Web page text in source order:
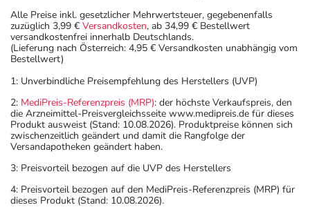
Alle Preise inkl. gesetzlicher Mehrwertsteuer, gegebenenfalls
zuzüglich 3,99 € Versandkosten, ab 34,99 € Bestellwert
versandkostenfrei innerhalb Deutschlands.
(Lieferung nach Österreich: 4,95 € Versandkosten unabhängig vom
Bestellwert)
1: Unverbindliche Preisempfehlung des Herstellers (UVP)
2: MediPreis-Referenzpreis (MRP): der höchste Verkaufspreis, den
die Arzneimittel-Preisvergleichsseite www.medipreis.de für dieses
Produkt ausweist (Stand: 10.08.2026). Produktpreise können sich
zwischenzeitlich geändert und damit die Rangfolge der
Versandapotheken geändert haben.
3: Preisvorteil bezogen auf die UVP des Herstellers
4: Preisvorteil bezogen auf den MediPreis-Referenzpreis (MRP) für
dieses Produkt (Stand: 10.08.2026).